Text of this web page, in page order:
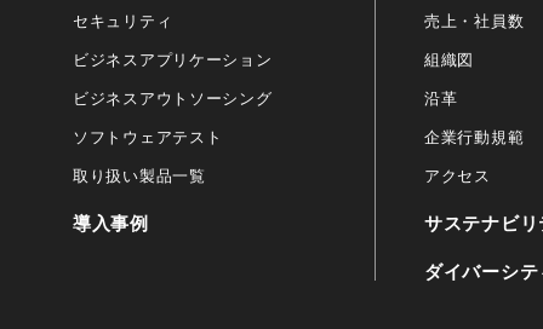
セキュリティ
ビジネスアプリケーション
ビジネスアウトソーシング
ソフトウェアテスト
取り扱い製品一覧
導入事例
売上・社員数
組織図
沿革
企業行動規範
アクセス
サステナビリ
ダイバーシ